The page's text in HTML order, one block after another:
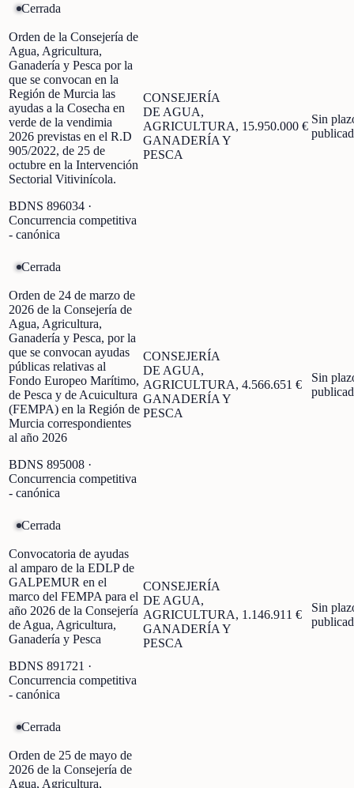
Cerrada
Orden de la Consejería de
Agua, Agricultura,
Ganadería y Pesca por la
que se convocan en la
Región de Murcia las
ayudas a la Cosecha en
verde de la vendimia
2026 previstas en el R.D
905/2022, de 25 de
octubre en la Intervención
Sectorial Vitivinícola.
BDNS 896034 ·
Concurrencia competitiva
- canónica
CONSEJERÍA
DE AGUA,
AGRICULTURA,
GANADERÍA Y
PESCA
15.950.000 €
Sin
Cerrada
Orden de 24 de marzo de
2026 de la Consejería de
Agua, Agricultura,
Ganadería y Pesca, por la
que se convocan ayudas
públicas relativas al
Fondo Europeo Marítimo,
de Pesca y de Acuicultura
(FEMPA) en la Región de
Murcia correspondientes
al año 2026
BDNS 895008 ·
Concurrencia competitiva
- canónica
CONSEJERÍA
DE AGUA,
AGRICULTURA,
GANADERÍA Y
PESCA
4.566.651 €
Sin
Cerrada
Convocatoria de ayudas
al amparo de la EDLP de
GALPEMUR en el
marco del FEMPA para el
año 2026 de la Consejería
de Agua, Agricultura,
Ganadería y Pesca
BDNS 891721 ·
Concurrencia competitiva
- canónica
CONSEJERÍA
DE AGUA,
AGRICULTURA,
GANADERÍA Y
PESCA
1.146.911 €
Sin
Cerrada
Orden de 25 de mayo de
2026 de la Consejería de
Agua, Agricultura,